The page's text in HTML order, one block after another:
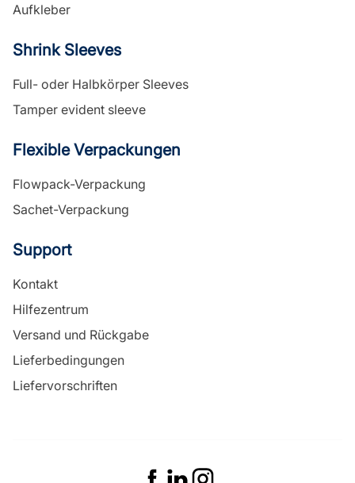
Aufkleber
Shrink Sleeves
Full- oder Halbkörper Sleeves
Tamper evident sleeve
Flexible Verpackungen
Flowpack-Verpackung
Sachet-Verpackung
Support
Kontakt
Hilfezentrum
Versand und Rückgabe
Lieferbedingungen
Liefervorschriften